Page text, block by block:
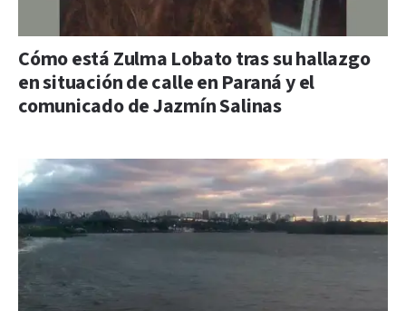
Cómo está Zulma Lobato tras su hallazgo
en situación de calle en Paraná y el
comunicado de Jazmín Salinas